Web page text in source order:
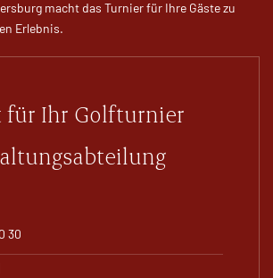
macht das Turnier für Ihre Gäste zu
Erlebnis.
für Ihr Golfturnier
30